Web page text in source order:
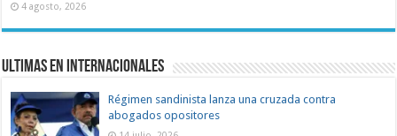
4 agosto, 2026
Ultimas en Internacionales
Régimen sandinista lanza una cruzada contra
abogados opositores